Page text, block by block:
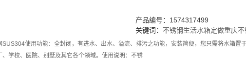
产品编号：1574317499
关键词： 不锈钢生活水箱定做重庆不
使用功能：全封闭，有进水、出水、溢流、排污之功能，安装简便，您只需将水箱置
学校、医院、别墅及其它各个领域。使用说明：不锈